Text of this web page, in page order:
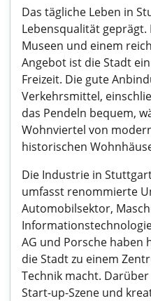
Das tägliche Leben in
Lebensqualität geprägt.
Museen und einem
Angebot ist die Stadt
Freizeit. Die gute
Verkehrsmittel,
das Pendeln bequem,
Wohnviertel von
historischen
Die Industrie in
umfasst renommierte
Automobilsektor,
AG und Porsche haben
die Stadt zu einem
Technik macht.
Start-up-Szene und